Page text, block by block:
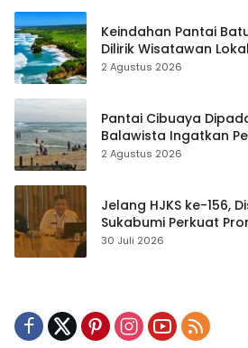
Keindahan Pantai
Dilirik Wisatawan
2 Agustus 2026
Pantai Cibuaya
Balawista Ingatkan
Waspada
2 Agustus 2026
Jelang HJKS ke-156,
Sukabumi Perkuat
Publikasi Digital
30 Juli 2026